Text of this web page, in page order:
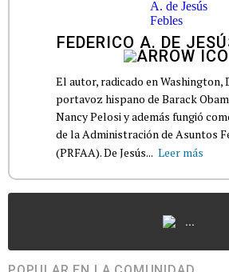
FEDERICO A. DE
El autor, radicado en Washington,
portavoz hispano de Barack
Nancy Pelosi y además fungió
de la Administración de Asuntos
(PRFAA). De Jesús... Leer más
...